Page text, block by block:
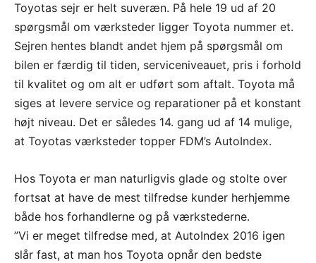
Toyotas sejr er helt suveræn. På hele 19 ud af 20
spørgsmål om værksteder ligger Toyota nummer et.
Sejren hentes blandt andet hjem på spørgsmål om
bilen er færdig til tiden, serviceniveauet, pris i forhold
til kvalitet og om alt er udført som aftalt. Toyota må
siges at levere service og reparationer på et konstant
højt niveau. Det er således 14. gang ud af 14 mulige,
at Toyotas værksteder topper FDM’s AutoIndex.
Hos Toyota er man naturligvis glade og stolte over
fortsat at have de mest tilfredse kunder herhjemme
både hos forhandlerne og på værkstederne.
”Vi er meget tilfredse med, at AutoIndex 2016 igen
slår fast, at man hos Toyota opnår den bedste